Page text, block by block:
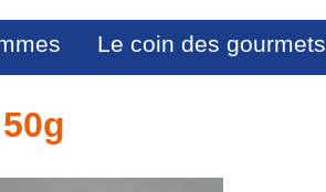
Le coin des gourmets